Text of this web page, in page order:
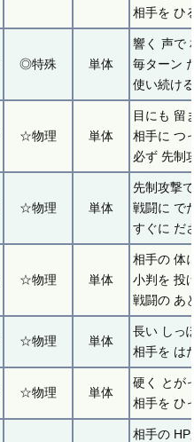
相手を ひ
◎特殊 単体
響く 声で
毎ターン
使い続け
☆物理 単体
目にも 留
相手に つ
必ず 先制
☆物理 単体
先制攻撃
戦闘に で
すぐに だ
☆物理 単体
相手の 体
小判を 投
戦闘の あ
☆物理 単体
長い しっ
相手を は
☆物理 単体
硬く とが
相手を ひ
相手の HP